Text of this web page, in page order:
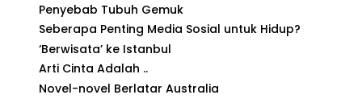
Penyebab Tubuh Gemuk
Seberapa Penting Media Sosial untuk Hidup?
‘Berwisata’ ke Istanbul
Arti Cinta Adalah ..
Novel-novel Berlatar Australia